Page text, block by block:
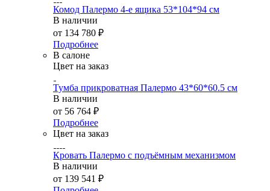
Комод Палермо 4-е ящика 53*104*94 см
В наличии
от 134 780 ₽
Подробнее
В салоне
Цвет на заказ
Тумба прикроватная Палермо 43*60*60.5 см
В наличии
от 56 764 ₽
Подробнее
Цвет на заказ
Кровать Палермо с подъёмным механизмом
В наличии
от 139 541 ₽